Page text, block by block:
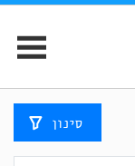
סינון